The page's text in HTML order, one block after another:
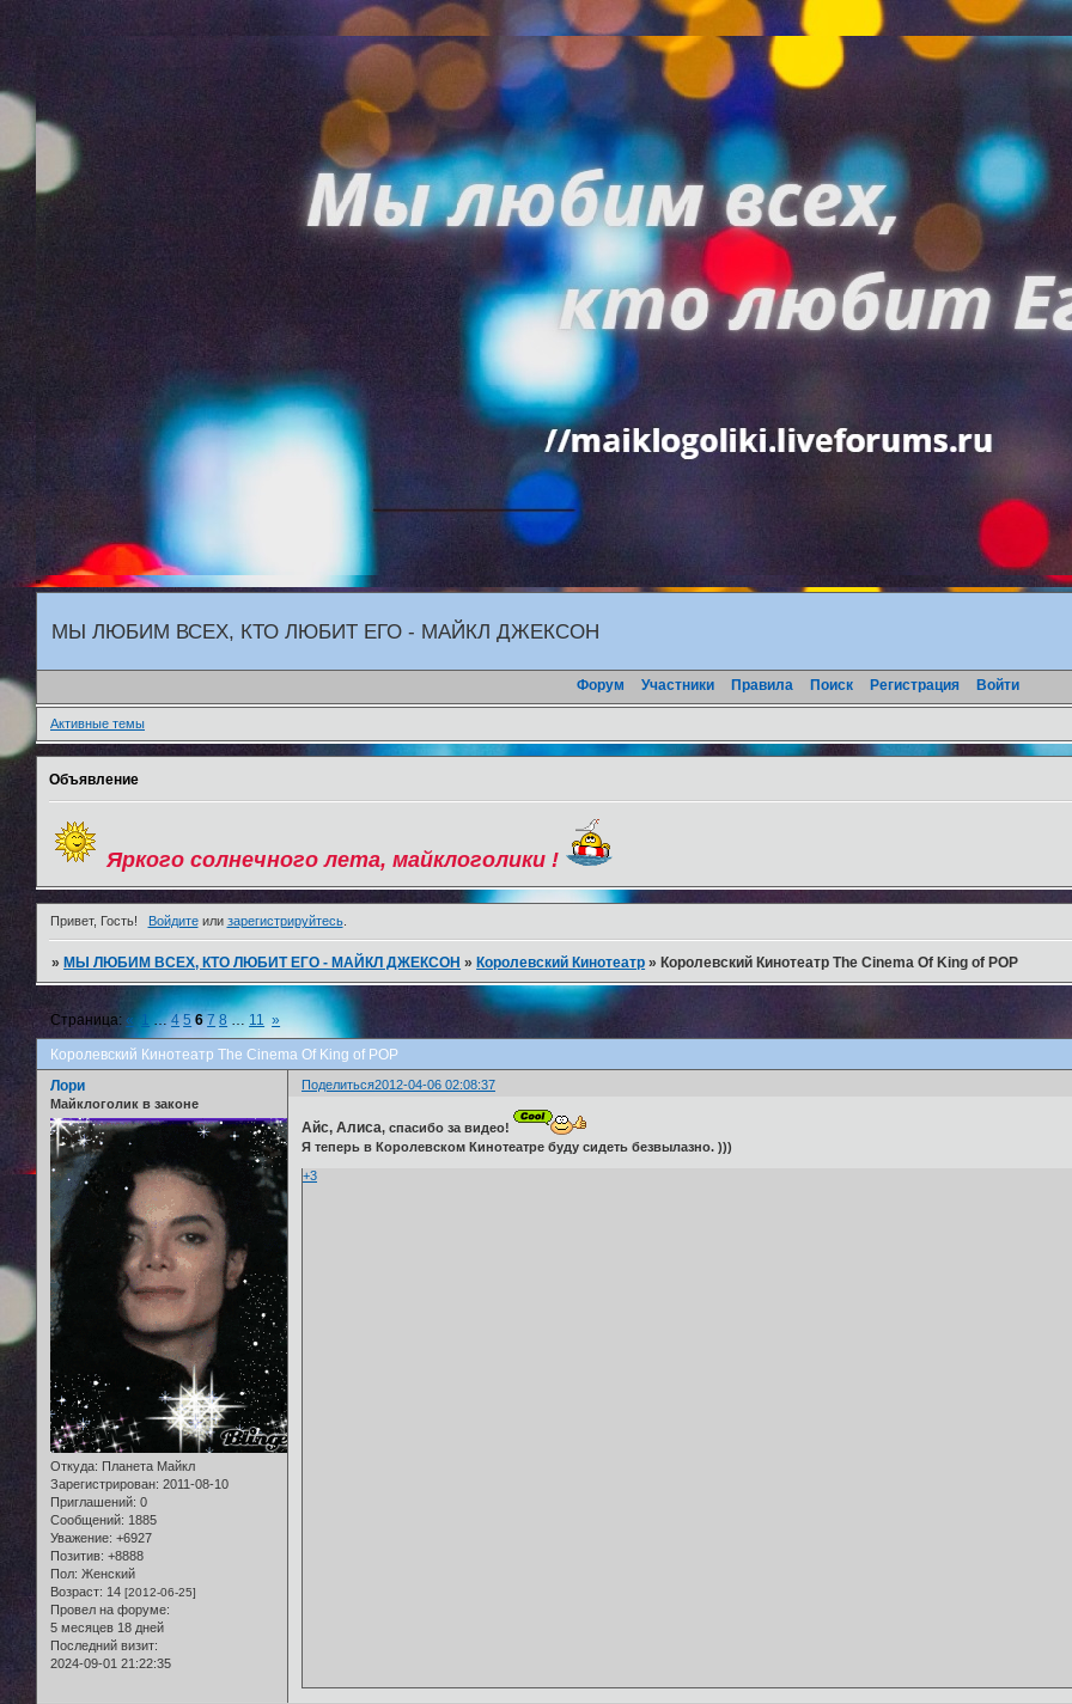
"
МЫ ЛЮБИМ ВСЕХ, КТО ЛЮБИТ ЕГО - МАЙКЛ ДЖЕКСОН
Форум Участники Правила Поиск Регистрация Войти
Активные темы
Объявление
Яркого солнечного лета, майклоголики !
Привет, Гость! Войдитеили зарегистрируйтесь.
»МЫ ЛЮБИМ ВСЕХ, КТО ЛЮБИТ ЕГО - МАЙКЛ ДЖЕКСОН »Королевский Кинотеатр »Королевский Кинотеатр The Cinema Of King of POP
Королевский Кинотеатр The Cinema Of King of POP
Страница:« 1 … 4 5 6 7 8 … 11 »
Поделиться2012-04-06 02:08:37
Лори
Майклоголик в законе
Откуда: Планета Майкл
Зарегистрирован: 2011-08-10
Приглашений: 0
Сообщений: 1885
Уважение: +6927
Позитив: +8888
Пол: Женский
Возраст: 14 [2012-06-25]
Провел на форуме:
5 месяцев 18 дней
Последний визит:
2024-09-01 21:22:35
Айс, Алиса, спасибо за видео!
Я теперь в Королевском Кинотеатре буду сидеть безвылазно. )))
+3